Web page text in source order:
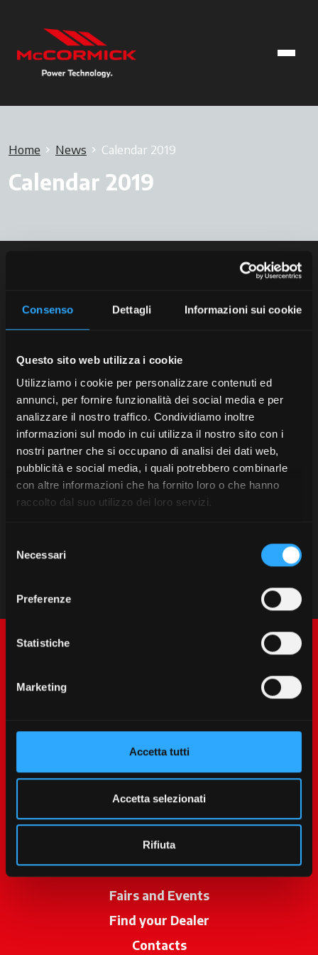
Consenso Dettagli Informazioni sui cookie
Questo sito web utilizza i cookie
Utilizziamo i cookie per personalizzare contenuti ed
annunci, per fornire funzionalità dei social media e per
analizzare il nostro traffico. Condividiamo inoltre
informazioni sul modo in cui utilizza il nostro sito con i
nostri partner che si occupano di analisi dei dati web,
pubblicità e social media, i quali potrebbero combinarle
con altre informazioni che ha fornito loro o che hanno
raccolto dal suo utilizzo dei loro servizi.
delNecessari
Preferenze
Statistiche
Marketing
Accetta tutti
Accetta selezionati
Rifiuta
Home News Calendar 2019
Calendar 2019
Products
Services
Promotions
News
Fairs and Events
Find your Dealer
Contacts